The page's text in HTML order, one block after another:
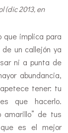
(dic 2013, en
implica para
un callejón ya
ni a punta de
abundancia,
tener: tu
que hacerlo.
amarillo” de tus
es el mejor